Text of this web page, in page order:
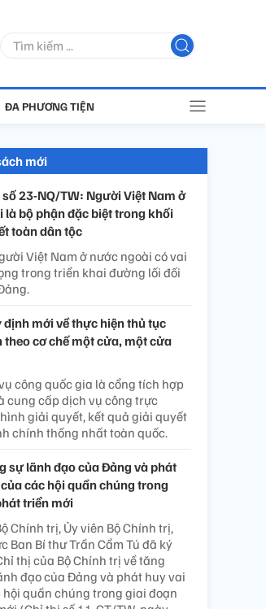
ĐA PHƯƠNG TIỆN
mới
23-NQ/TW: Người Việt Nam ở
là bộ phận đặc biệt trong khối
toàn dân tộc
Việt Nam ở nước ngoài có vai
trong triển khai đường lối đối
định mới về thực hiện thủ tục
theo cơ chế một cửa, một cửa
công quốc gia là cổng tích hợp
cung cấp dịch vụ công trực
giải quyết, kết quả giải quyết
chính thống nhất toàn quốc.
sự lãnh đạo của Đảng và phát
các hội quần chúng trong
triển mới
Chính trị, Ủy viên Bộ Chính trị,
Ban Bí thư Trần Cẩm Tú đã ký
thị của Bộ Chính trị về tăng
đạo của Đảng và phát huy vai
quần chúng trong giai đoạn